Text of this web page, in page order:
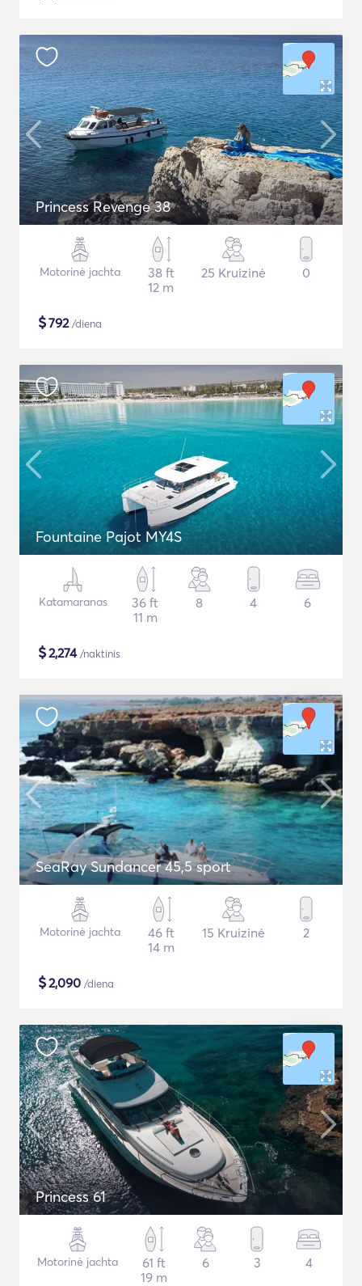
Princess Revenge 38
Motorinė jachta
38 ft
12 m
25 Kruizinė 0
$792/diena
Fountaine Pajot MY4S
Katamaranas
36 ft
11 m
8 4 6
$2,274/naktinis
SeaRay Sundancer 45,5 sport
Motorinė jachta
46 ft
14 m
15 Kruizinė 2
$2,090 /diena
Princess 61
Motorinė jachta
61 ft
19 m
6 3 4